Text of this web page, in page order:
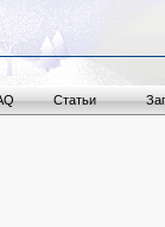
Статьи